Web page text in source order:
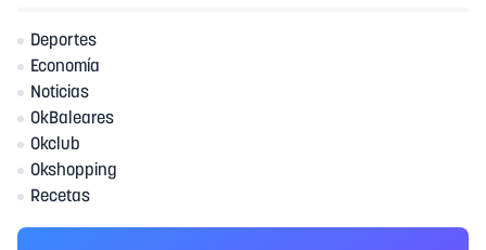
Deportes
Economía
Noticias
OkBaleares
Okclub
Okshopping
Recetas